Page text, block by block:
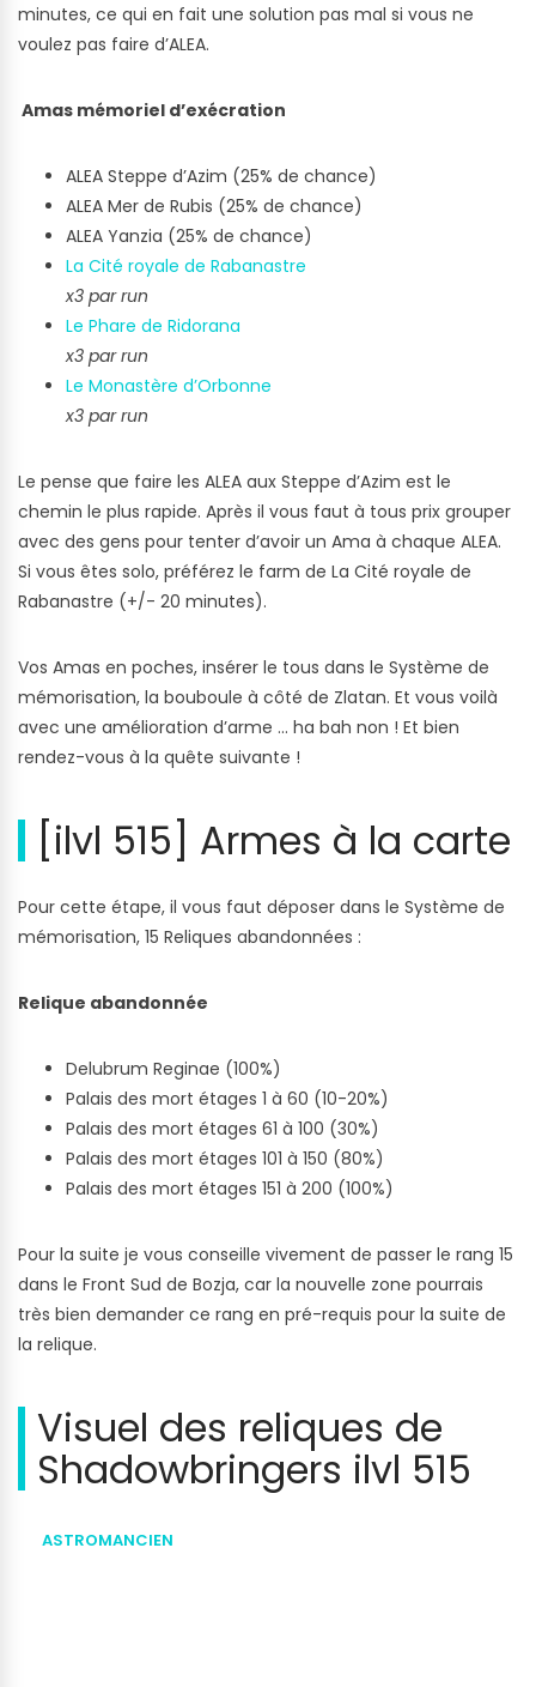
minutes, ce qui en fait une solution pas mal si vous ne
voulez pas faire d’ALEA.
Amas mémoriel d’exécration
ALEA Steppe d’Azim (25% de chance)
ALEA Mer de Rubis (25% de chance)
ALEA Yanzia (25% de chance)
La Cité royale de Rabanastre
x3 par run
Le Phare de Ridorana
x3 par run
Le Monastère d’Orbonne
x3 par run
Le pense que faire les ALEA aux Steppe d’Azim est le
chemin le plus rapide. Après il vous faut à tous prix grouper
avec des gens pour tenter d’avoir un Ama à chaque ALEA.
Si vous êtes solo, préférez le farm de La Cité royale de
Rabanastre (+/- 20 minutes).
Vos Amas en poches, insérer le tous dans le Système de
mémorisation, la bouboule à côté de Zlatan. Et vous voilà
avec une amélioration d’arme … ha bah non ! Et bien
rendez-vous à la quête suivante !
[ilvl 515] Armes à la carte
Pour cette étape, il vous faut déposer dans le Système de
mémorisation, 15 Reliques abandonnées :
Relique abandonnée
Delubrum Reginae (100%)
Palais des mort étages 1 à 60 (10-20%)
Palais des mort étages 61 à 100 (30%)
Palais des mort étages 101 à 150 (80%)
Palais des mort étages 151 à 200 (100%)
Pour la suite je vous conseille vivement de passer le rang 15
dans le Front Sud de Bozja, car la nouvelle zone pourrais
très bien demander ce rang en pré-requis pour la suite de
la relique.
Visuel des reliques de
Shadowbringers ilvl 515
ASTROMANCIEN